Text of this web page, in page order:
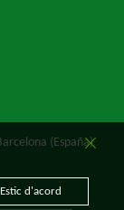
(España)
d'acord